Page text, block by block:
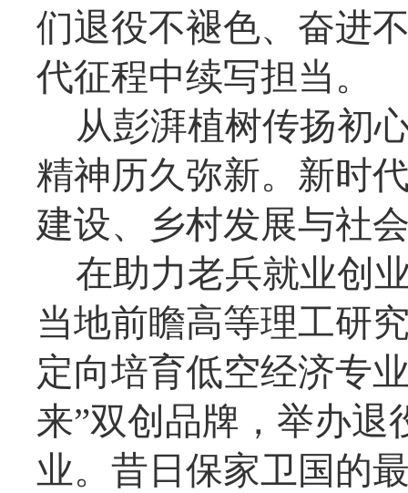
们退役不褪色、奋进
代征程中续写担当。
从彭湃植树传扬初
精神历久弥新。新时
建设、乡村发展与社
在助力老兵就业创
当地前瞻高等理工研
定向培育低空经济专
来”双创品牌，举办
业。昔日保家卫国的